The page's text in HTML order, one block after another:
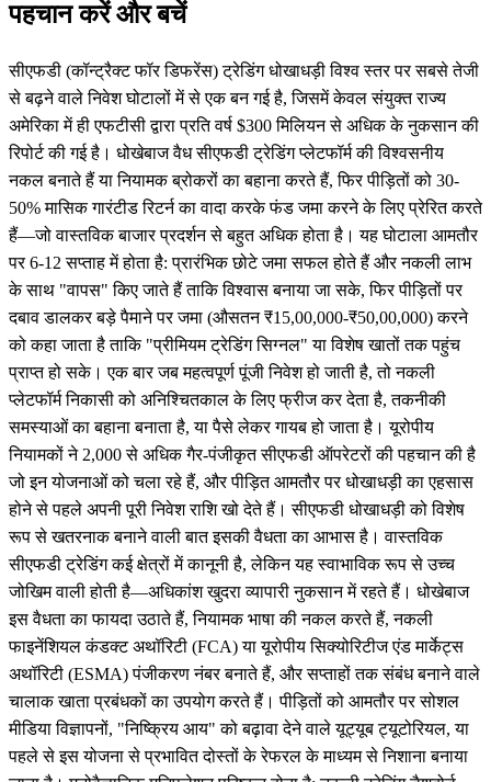
पहचान करें और बचें
सीएफडी (कॉन्ट्रैक्ट फॉर डिफरेंस) ट्रेडिंग धोखाधड़ी विश्व स्तर पर सबसे तेजी
से बढ़ने वाले निवेश घोटालों में से एक बन गई है, जिसमें केवल संयुक्त राज्य
अमेरिका में ही एफटीसी द्वारा प्रति वर्ष $300 मिलियन से अधिक के नुकसान की
रिपोर्ट की गई है। धोखेबाज वैध सीएफडी ट्रेडिंग प्लेटफॉर्म की विश्वसनीय
नकल बनाते हैं या नियामक ब्रोकरों का बहाना करते हैं, फिर पीड़ितों को 30-
50% मासिक गारंटीड रिटर्न का वादा करके फंड जमा करने के लिए प्रेरित करते
हैं—जो वास्तविक बाजार प्रदर्शन से बहुत अधिक होता है। यह घोटाला आमतौर
पर 6-12 सप्ताह में होता है: प्रारंभिक छोटे जमा सफल होते हैं और नकली लाभ
के साथ "वापस" किए जाते हैं ताकि विश्वास बनाया जा सके, फिर पीड़ितों पर
दबाव डालकर बड़े पैमाने पर जमा (औसतन ₹15,00,000-₹50,00,000) करने
को कहा जाता है ताकि "प्रीमियम ट्रेडिंग सिग्नल" या विशेष खातों तक पहुंच
प्राप्त हो सके। एक बार जब महत्वपूर्ण पूंजी निवेश हो जाती है, तो नकली
प्लेटफॉर्म निकासी को अनिश्चितकाल के लिए फ्रीज कर देता है, तकनीकी
समस्याओं का बहाना बनाता है, या पैसे लेकर गायब हो जाता है। यूरोपीय
नियामकों ने 2,000 से अधिक गैर-पंजीकृत सीएफडी ऑपरेटरों की पहचान की है
जो इन योजनाओं को चला रहे हैं, और पीड़ित आमतौर पर धोखाधड़ी का एहसास
होने से पहले अपनी पूरी निवेश राशि खो देते हैं। सीएफडी धोखाधड़ी को विशेष
रूप से खतरनाक बनाने वाली बात इसकी वैधता का आभास है। वास्तविक
सीएफडी ट्रेडिंग कई क्षेत्रों में कानूनी है, लेकिन यह स्वाभाविक रूप से उच्च
जोखिम वाली होती है—अधिकांश खुदरा व्यापारी नुकसान में रहते हैं। धोखेबाज
इस वैधता का फायदा उठाते हैं, नियामक भाषा की नकल करते हैं, नकली
फाइनेंशियल कंडक्ट अथॉरिटी (FCA) या यूरोपीय सिक्योरिटीज एंड मार्केट्स
अथॉरिटी (ESMA) पंजीकरण नंबर बनाते हैं, और सप्ताहों तक संबंध बनाने वाले
चालाक खाता प्रबंधकों का उपयोग करते हैं। पीड़ितों को आमतौर पर सोशल
मीडिया विज्ञापनों, "निष्क्रिय आय" को बढ़ावा देने वाले यूट्यूब ट्यूटोरियल, या
पहले से इस योजना से प्रभावित दोस्तों के रेफरल के माध्यम से निशाना बनाया